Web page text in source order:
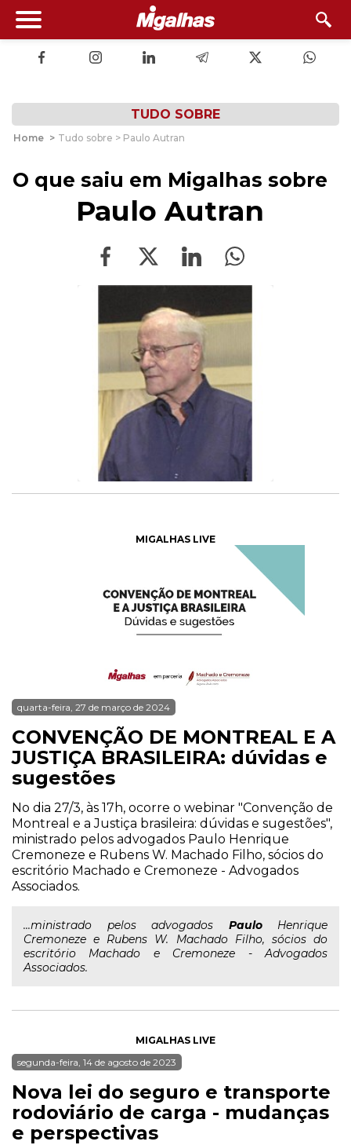
TUDO SOBRE
Home > Tudo sobre > Paulo Autran
O que saiu em Migalhas sobre
Paulo Autran
MIGALHAS LIVE
quarta-feira, 27 de março de 2024
CONVENÇÃO DE MONTREAL E A
JUSTIÇA BRASILEIRA: dúvidas e
sugestões
No dia 27/3, às 17h, ocorre o webinar "Convenção de
Montreal e a Justiça brasileira: dúvidas e sugestões",
ministrado pelos advogados Paulo Henrique
Cremoneze e Rubens W. Machado Filho, sócios do
escritório Machado e Cremoneze - Advogados
Associados.
...ministrado pelos advogados PauloHenrique
Cremoneze e Rubens W. Machado Filho, sócios do
escritório Machado e Cremoneze - Advogados
Associados.
MIGALHAS LIVE
segunda-feira, 14 de agosto de 2023
Nova lei do seguro e transporte
rodoviário de carga - mudanças
e perspectivas